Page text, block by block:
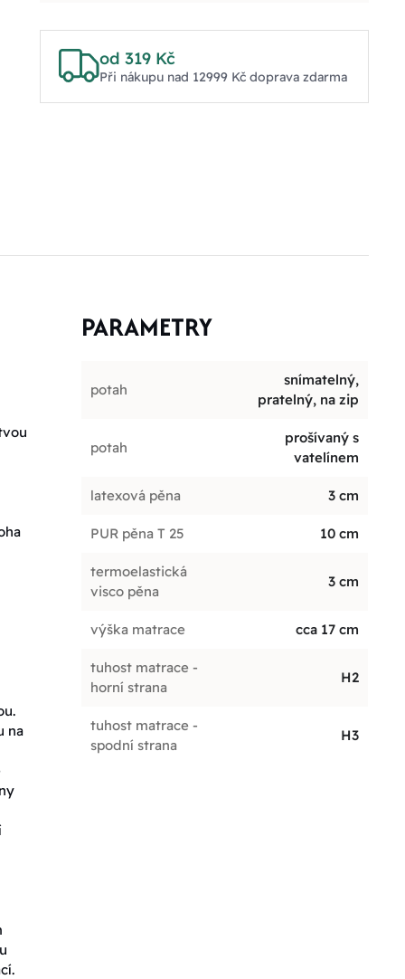
od 319 Kč
Při nákupu nad 12999 Kč doprava zdarma
na
PARAMETRY
potah
snímatelný,
pratelný, na zip
potah
prošívaný s
vatelínem
latexová pěna 3 cm
PUR pěna T 25 10 cm
termoelastická
visco pěna
3 cm
výška matrace cca 17 cm
tuhost matrace -
horní strana
H2
tuhost matrace -
spodní strana
H3